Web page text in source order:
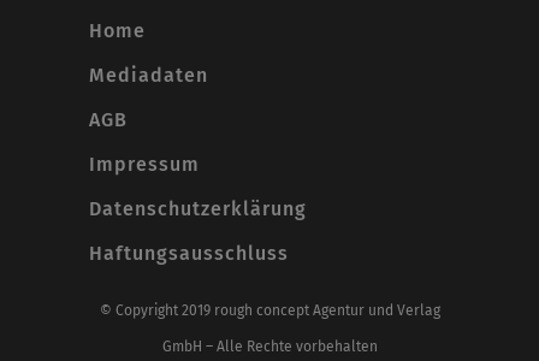
Home
Mediadaten
AGB
Impressum
Datenschutzerklärung
Haftungsausschluss
© Copyright 2019 rough concept Agentur und Verlag
GmbH – Alle Rechte vorbehalten